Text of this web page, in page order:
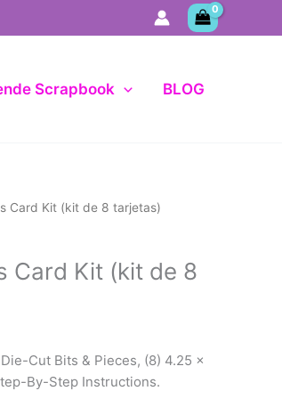
Scrapbook BLOG
Card Kit (kit de 8 tarjetas)
Card Kit (kit de 8
Cut Bits & Pieces, (8) 4.25 x
By-Step Instructions.